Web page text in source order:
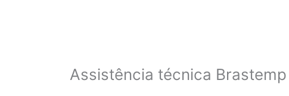
Assistência técnica